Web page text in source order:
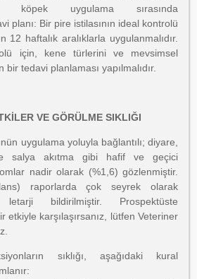
köpek uygulama sırasında
planı: Bir pire istilasının ideal kontrolü
12 haftalık aralıklarla uygulanmalıdır.
için, kene türlerini ve mevsimsel
tedavi planlaması yapılmalıdır.
VE GÖRÜLME SIKLIĞI
uygulama yoluyla bağlantılı; diyare,
salya akıtma gibi hafif ve geçici
nadir olarak (%1,6) gözlenmiştir.
raporlarda çok seyrek olarak
bildirilmiştir. Prospektüste
etkiyle karşılaşırsanız, lütfen Veteriner
sıklığı, aşağıdaki kural